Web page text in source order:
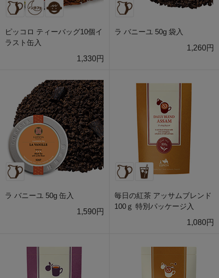
ピッコロ ティーバッグ10個イ
ラスト缶入
1,330円
ラ バニーユ 50g 袋入
1,260円
ラ バニーユ 50g 缶入
1,590円
毎日の紅茶 アッサムブレンド
100ｇ 特別パッケージ入
1,080円